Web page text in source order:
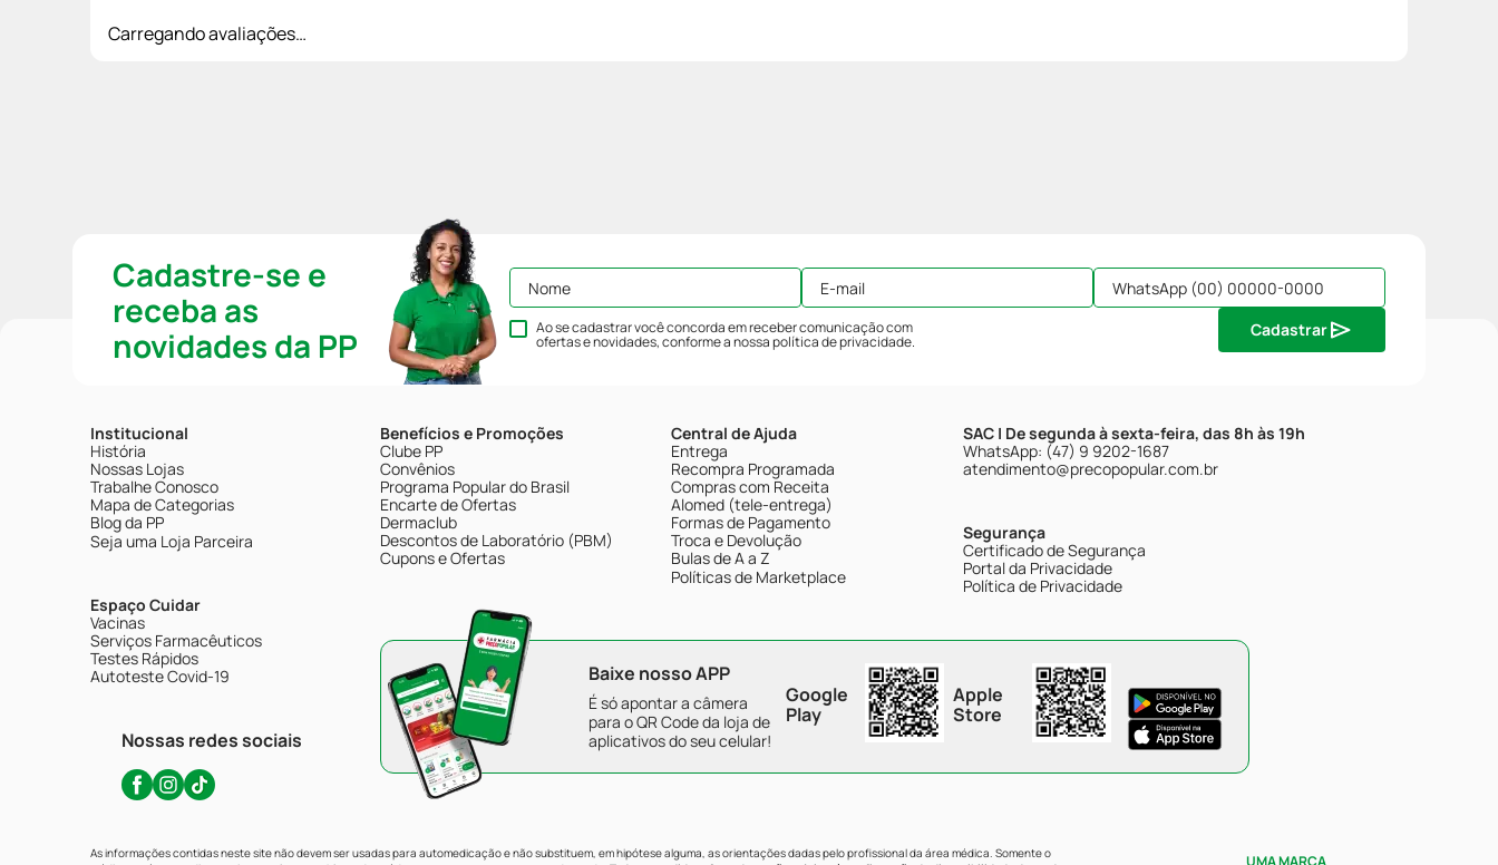
Carregando avaliações…
Cadastre-se e
receba as
novidades da PP
Ao se cadastrar você concorda em receber comunicação com
ofertas e novidades, conforme a nossapolítica de privacidade.
Cadastrar
Institucional
História
Nossas Lojas
Trabalhe Conosco
Mapa de Categorias
Blog da PP
Seja uma Loja Parceira
Espaço Cuidar
Vacinas
Serviços Farmacêuticos
Testes Rápidos
Autoteste Covid-19
Nossas redes sociais
Benefícios e Promoções
Clube PP
Convênios
Programa Popular do Brasil
Encarte de Ofertas
Dermaclub
Descontos de Laboratório (PBM)
Cupons e Ofertas
Central de Ajuda
Entrega
Recompra Programada
Compras com Receita
Alomed (tele-entrega)
Formas de Pagamento
Troca e Devolução
Bulas de A a Z
Políticas de Marketplace
SAC | De segunda à sexta-feira, das 8h às 19h
WhatsApp: (47) 9 9202-1687
atendimento@precopopular.com.br
Segurança
Certificado de Segurança
Portal da Privacidade
Política de Privacidade
Baixe nosso APP
É só apontar a câmera
para o QR Code da loja de
aplicativos do seu celular!
Google
Play
Apple
Store
As informações contidas neste site não devem ser usadas para automedicação e não substituem, em hipótese alguma, as orientações dadas pelo profissional da área médica. Somente o
UMA MARCA